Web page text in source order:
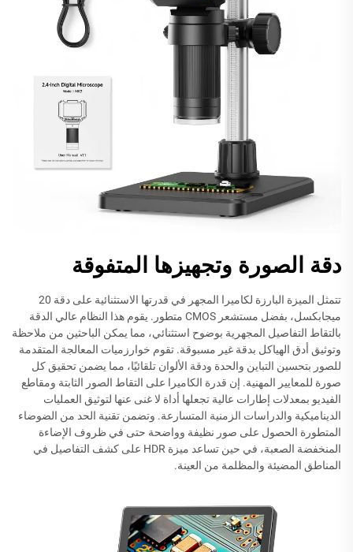
دقة الصورة وتجهيزها المتفوقة
تتمثل الميزة البارزة لكاميرا المجهر في قدرتها الاستثنائية على دقة 20
ميجابكسل، بفضل مستشعر CMOS متطور. يقوم هذا النظام عالي الدقة
بالتقاط التفاصيل المجهرية بوضوح استثنائي، مما يمكن الباحثين من ملاحظة
وتوثيق أدق الهياكل بدقة غير مسبوقة. تقوم خوارزميات المعالجة المتقدمة
للصور بتحسين التباين والحدة ودقة الألوان تلقائيًا، مما يضمن تحقيق كل
صورة للمعايير المهنية. إن قدرة الكاميرا على التقاط الصور الثابتة ومقاطع
الفيديو بمعدلات إطارات عالية تجعلها أداة لا غنى عنها لتوثيق العمليات
الديناميكية والدراسات الزمنية المتسارعة. وتضمن تقنية الحد من الضوضاء
المتطورة الحصول على صور نظيفة وواضحة حتى في ظروف الإضاءة
المنخفضة الصعبة، في حين تساعد ميزة HDR على كشف التفاصيل في
المناطق المضيئة والمظلمة من العينة.